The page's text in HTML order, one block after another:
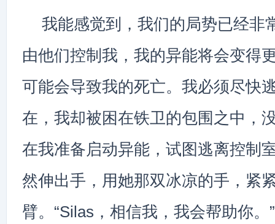
我能感觉到，我们的局势已经非
由他们控制我，我的异能将会变得
可能会导致我的死亡。我必须尽快
在，我却被困在铁卫的包围之中，
在我准备启动异能，试图逃离控制
然伸出手，用她那双冰凉的手，紧
臂。“Silas，相信我，我会帮助你。